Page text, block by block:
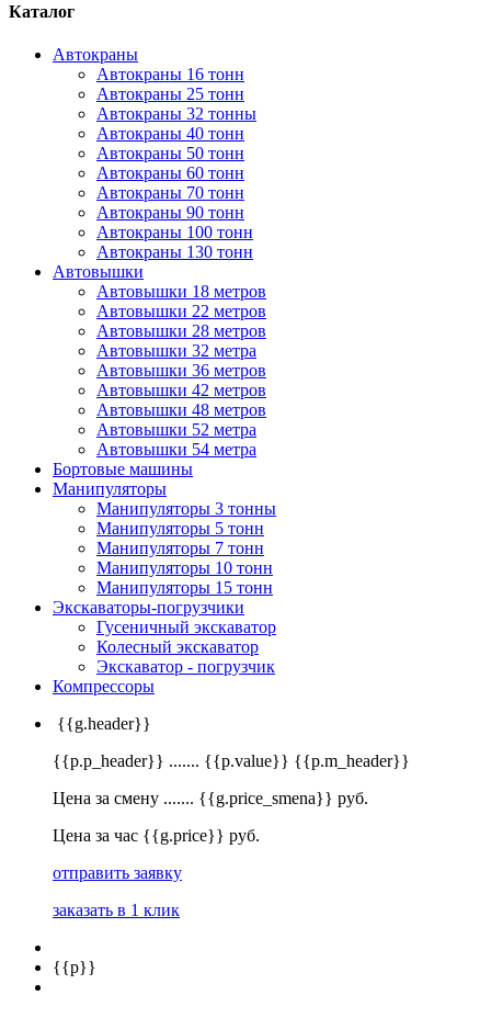
Каталог
Автокраны
Автокраны 16 тонн
Автокраны 25 тонн
Автокраны 32 тонны
Автокраны 40 тонн
Автокраны 50 тонн
Автокраны 60 тонн
Автокраны 70 тонн
Автокраны 90 тонн
Автокраны 100 тонн
Автокраны 130 тонн
Автовышки
Автовышки 18 метров
Автовышки 22 метров
Автовышки 28 метров
Автовышки 32 метра
Автовышки 36 метров
Автовышки 42 метров
Автовышки 48 метров
Автовышки 52 метра
Автовышки 54 метра
Бортовые машины
Манипуляторы
Манипуляторы 3 тонны
Манипуляторы 5 тонн
Манипуляторы 7 тонн
Манипуляторы 10 тонн
Манипуляторы 15 тонн
Экскаваторы-погрузчики
Гусеничный экскаватор
Колесный экскаватор
Экскаватор - погрузчик
Компрессоры
{{g.header}}
{{p.p_header}} ....... {{p.value}} {{p.m_header}}
Цена за смену ....... {{g.price_smena}} руб.
Цена за час {{g.price}} руб.
отправить заявку
заказать в 1 клик
{{p}}